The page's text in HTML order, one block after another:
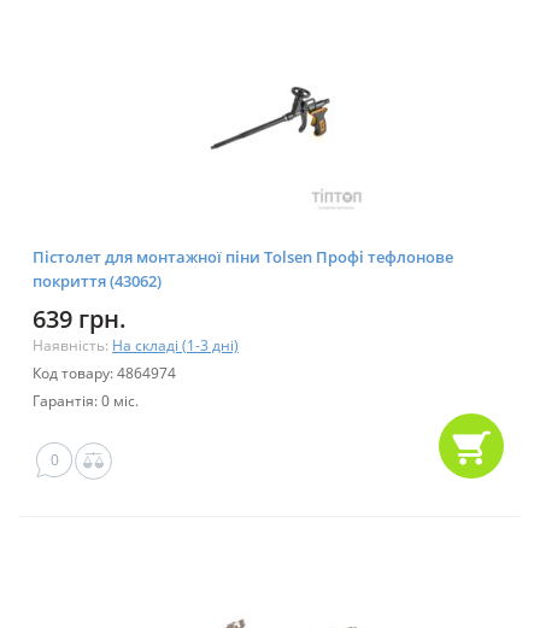
Пістолет для монтажної піни Tolsen Профі тефлонове
покриття (43062)
639 грн.
Наявність: На складі (1-3 дні)
Код товару: 4864974
Гарантія: 0 міс.
0